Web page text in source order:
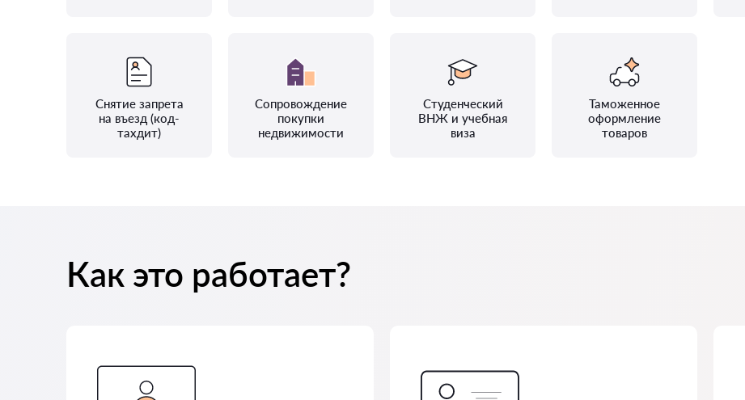
Снятие запрета
на въезд (код-
тахдит)
Сопровождение
покупки
недвижимости
Студенческий
ВНЖ и учебная
виза
Таможенное
оформление
товаров
Как это работает?